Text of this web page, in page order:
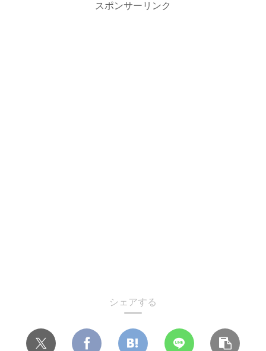
スポンサーリンク
シェアする